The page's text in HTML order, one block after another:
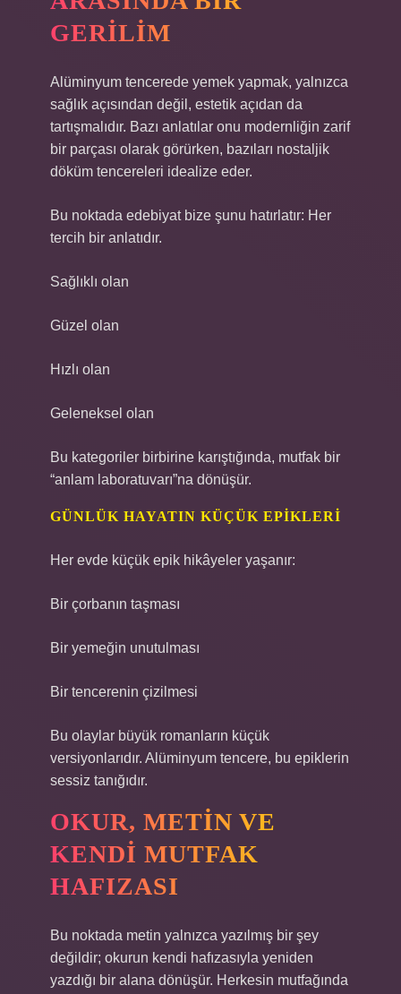
GERILIM
Alüminyum tencerede yemek yapmak, yalnızca
sağlık açısından değil, estetik açıdan da
tartışmalıdır. Bazı anlatılar onu modernliğin zarif
bir parçası olarak görürken, bazıları nostaljik
döküm tencereleri idealize eder.
Bu noktada edebiyat bize şunu hatırlatır: Her
tercih bir anlatıdır.
Sağlıklı olan
Güzel olan
Hızlı olan
Geleneksel olan
Bu kategoriler birbirine karıştığında, mutfak bir
“anlam laboratuvarı”na dönüşür.
GÜNLÜK HAYATIN KÜÇÜK EPIKLERI
Her evde küçük epik hikâyeler yaşanır:
Bir çorbanın taşması
Bir yemeğin unutulması
Bir tencerenin çizilmesi
Bu olaylar büyük romanların küçük
versiyonlarıdır. Alüminyum tencere, bu epiklerin
sessiz tanığıdır.
OKUR, METIN VE
KENDI MUTFAK
HAFIZASI
Bu noktada metin yalnızca yazılmış bir şey
değildir; okurun kendi hafızasıyla yeniden
yazdığı bir alana dönüşür. Herkesin mutfağında